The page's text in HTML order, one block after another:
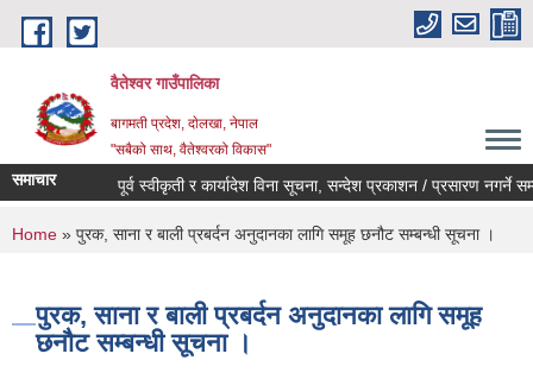
Skip to main content
वैतेश्वर गाउँपालिका
बागमती प्रदेश, दाेलखा, नेपाल
"सबैको साथ, वैतेश्वरको विकास"
समाचार पूर्व स्वीकृती र कार्यादेश विना सूचना, सन्देश प्रकाशन / प्रसारण नगर्ने
You are here
Home » पुरक, साना र बाली प्रबर्दन अनुदानका लागि समूह छनौट सम्बन्धी सूचना ।
पुरक, साना र बाली प्रबर्दन अनुदानका लागि समूह
छनौट सम्बन्धी सूचना ।